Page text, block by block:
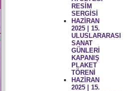
RESİM
SERGİSİ
HAZİRAN
2025 | 15.
ULUSLARARASI
SANAT
GÜNLERİ
KAPANIŞ
PLAKET
TÖRENİ
HAZİRAN
2025 | 15.